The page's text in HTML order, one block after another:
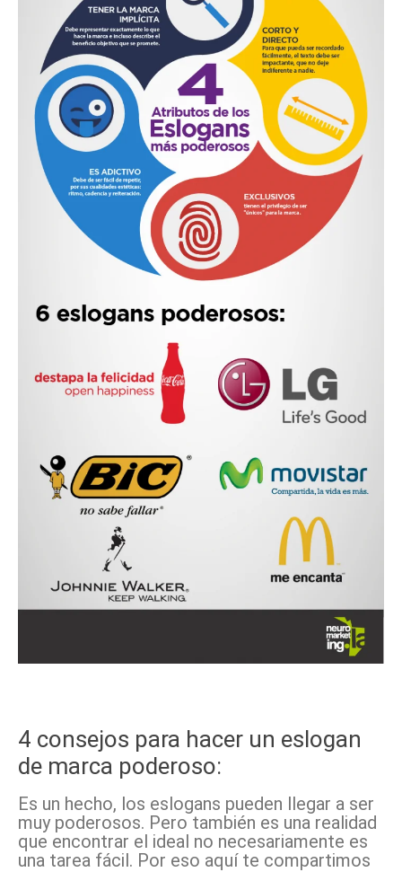
4 consejos para hacer un eslogan
de marca poderoso:
Es un hecho, los eslogans pueden llegar a ser
muy poderosos. Pero también es una realidad
que encontrar el ideal no necesariamente es
una tarea fácil. Por eso aquí te compartimos